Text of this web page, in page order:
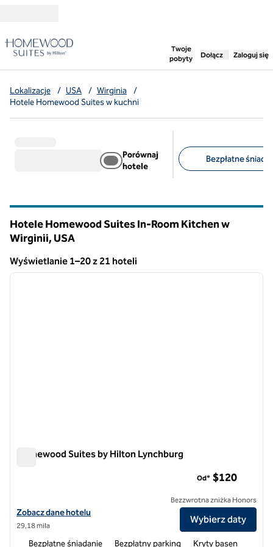
Twoje
pobyty
,otwiera nową
Dołącz Zaloguj się
Lokalizacje / USA / Wirginia
/
Hotele Homewood Suites w kuchni
Porównaj
hotele
Bezpłatne
Hotele Homewood Suites In-Room Kitchen w
Wirginii, USA
Wyświetlanie 1–20 z 21 hoteli
Wyświetlanie 21 hotelu
1 z 12
Homewood Suites by Hilton Lynchburg
Zobacz szczegóły hotelu Homewood Suites by Hilton Lynchburg
Zobacz dane hotelu
29,18 mila
Od* $120
Bezzwrotna zniżka Honors
Wybierz daty
Bezpłatne śniadanie Bezpłatny parking Kryty basen